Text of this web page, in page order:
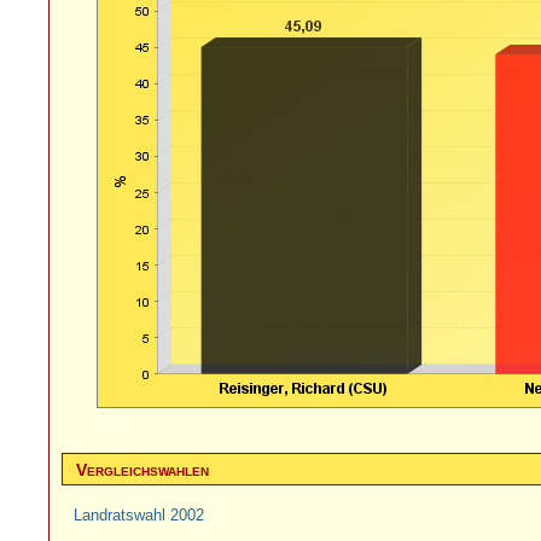
Vergleichswahlen
Landratswahl 2002